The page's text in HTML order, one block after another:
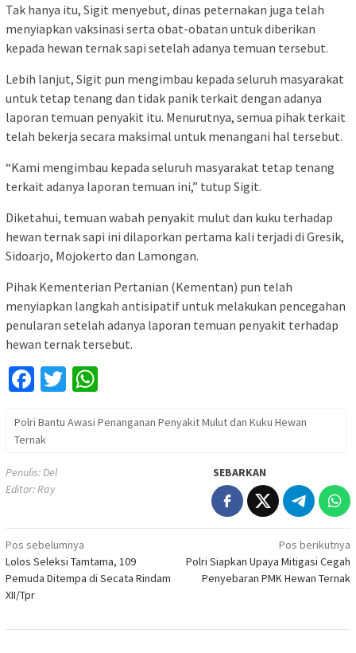
Tak hanya itu, Sigit menyebut, dinas peternakan juga telah
menyiapkan vaksinasi serta obat-obatan untuk diberikan
kepada hewan ternak sapi setelah adanya temuan tersebut.
Lebih lanjut, Sigit pun mengimbau kepada seluruh masyarakat
untuk tetap tenang dan tidak panik terkait dengan adanya
laporan temuan penyakit itu. Menurutnya, semua pihak terkait
telah bekerja secara maksimal untuk menangani hal tersebut.
“Kami mengimbau kepada seluruh masyarakat tetap tenang
terkait adanya laporan temuan ini,” tutup Sigit.
Diketahui, temuan wabah penyakit mulut dan kuku terhadap
hewan ternak sapi ini dilaporkan pertama kali terjadi di Gresik,
Sidoarjo, Mojokerto dan Lamongan.
Pihak Kementerian Pertanian (Kementan) pun telah
menyiapkan langkah antisipatif untuk melakukan pencegahan
penularan setelah adanya laporan temuan penyakit terhadap
hewan ternak tersebut.
Facebook
Twitter
Polri Bantu Awasi Penanganan Penyakit Mulut dan Kuku Hewan
Ternak
Penulis: Del
Editor: Ray
SEBARKAN
Navigasi
pos
Pos sebelumnya
Lolos Seleksi Tamtama, 109
Pemuda Ditempa di Secata Rindam
XII/Tpr
Pos berikutnya
Polri Siapkan Upaya Mitigasi Cegah
Penyebaran PMK Hewan Ternak